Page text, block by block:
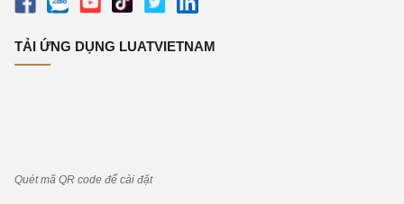
TẢI ỨNG DỤNG LUATVIETNAM
Quét mã QR code để cài đặt